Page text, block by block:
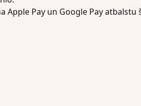
Apple Pay un Google Pay atbalstu